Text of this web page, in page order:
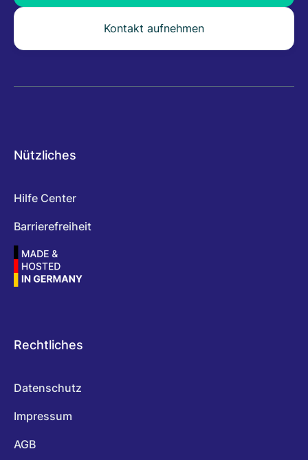
Kontakt aufnehmen
Nützliches
Hilfe Center
Barrierefreiheit
Rechtliches
Datenschutz
Impressum
AGB